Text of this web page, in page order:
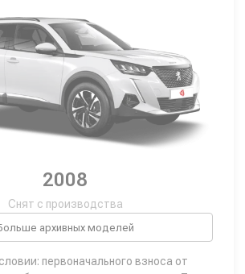
2008
Снят с производства
архивных моделей
первоначального взноса от